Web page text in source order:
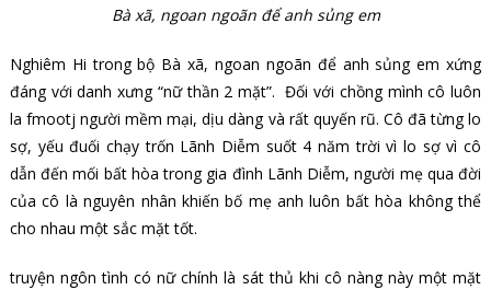
Bà xã, ngoan ngoãn để anh sủng em
Nghiêm Hi trong bộ Bà xã, ngoan ngoãn để anh sủng em xứng
đáng với danh xưng “nữ thần 2 mặt”. Đối với chồng mình cô luôn
la fmootj người mềm mại, dịu dàng và rất quyến rũ. Cô đã từng lo
sợ, yếu đuối chạy trốn Lãnh Diễm suốt 4 năm trời vì lo sợ vì cô
dẫn đến mối bất hòa trong gia đình Lãnh Diễm, người mẹ qua đời
của cô là nguyên nhân khiến bố mẹ anh luôn bất hòa không thể
cho nhau một sắc mặt tốt.
truyện ngôn tình có nữ chính là sát thủ khi cô nàng này một mặt